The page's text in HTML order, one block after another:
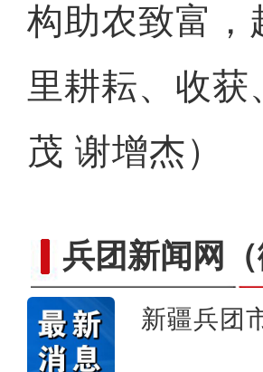
构助农致富，
里耕耘、收
茂 谢增杰）
兵团新闻网
新疆兵团